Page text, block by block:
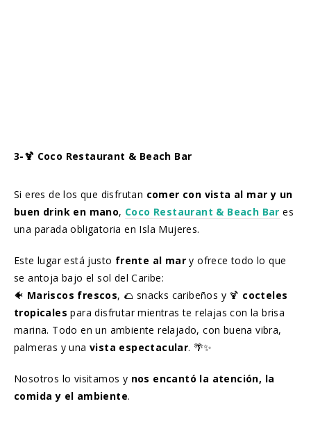
3-🍹 Coco Restaurant & Beach Bar
Si eres de los que disfrutan comer con vista al mar y un
buen drink en mano, Coco Restaurant & Beach Bar es
una parada obligatoria en Isla Mujeres.
Este lugar está justo frente al mar y ofrece todo lo que
se antoja bajo el sol del Caribe:
🐠 Mariscos frescos, 🌮 snacks caribeños y 🍹 cocteles
tropicales para disfrutar mientras te relajas con la brisa
marina. Todo en un ambiente relajado, con buena vibra,
palmeras y unavista espectacular. 🌴✨
Nosotros lo visitamos y nos encantó la atención, la
comida y el ambiente.